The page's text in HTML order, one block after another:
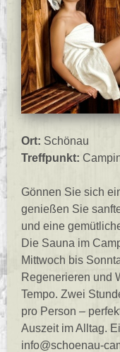
Ort: Schönau
Treffpunkt:
Gönnen Sie sich
genießen Sie
und eine
Die Sauna im
Mittwoch bis
Regenerieren und
Tempo. Zwei
pro Person –
Auszeit im Alltag.
info@schoenau-